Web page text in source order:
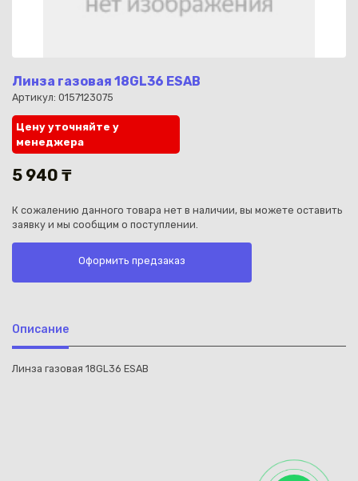
Линза газовая 18GL36 ESAB
Артикул: 0157123075
Цену уточняйте у
менеджера
5 940 ₸
К сожалению данного товара нет в наличии, вы можете оставить
заявку и мы сообщим о поступлении.
Оформить предзаказ
Описание
Линза газовая 18GL36 ESAB